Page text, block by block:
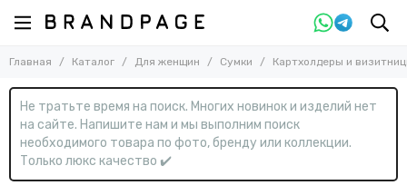
Назад
Для женщин
Смотреть все товары
Одежда
Обувь
Сумки
Назад
Смотреть все товары
Дорожные и чемоданы
Картхолдеры и визитницы
Клатчи
Косметички
Аксессуары
Главная Каталог Для женщин Сумки Картхолдеры и
Не тратьте время на поиск. Многих новинок и изделий нет
на сайте. Напишите нам и мы выполним поиск
необходимого товара по фото, бренду или коллекции.
Только люкс качество ✔️